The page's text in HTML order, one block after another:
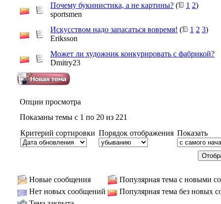
Почему букинистика, а не картины? ( 1 2)
sportsmen
Искусством надо запасаться вовремя! ( 1 2 3)
Eriksson
Может ли художник конкурировать с фабрикой?
Dmitry23
Опции просмотра
Показаны темы с 1 по 20 из 221
Критерий сортировки Порядок отображения Показать
Новые сообщения
Популярная тема с новыми
Нет новых сообщений
Популярная тема без новых